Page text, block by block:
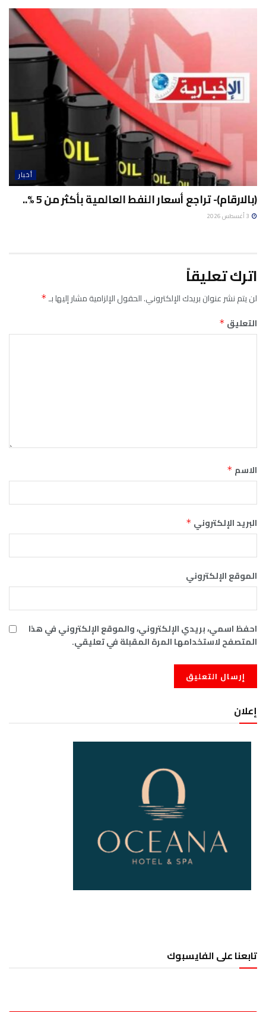
أخبار
(بالارقام)- تراجع أسعار النفط العالمية بأكثر من 5 %..
اترك تعليقاً
لن يتم نشر عنوان بريدك الإلكتروني.الحقول الإلزامية مشار إليها بـ*
التعليق *
الاسم *
البريد الإلكتروني *
الموقع الإلكتروني
احفظ اسمي، بريدي الإلكتروني، والموقع الإلكتروني في هذا
المتصفح لاستخدامها المرة المقبلة في تعليقي.
إعلان
تابعنا على الفايسبوك